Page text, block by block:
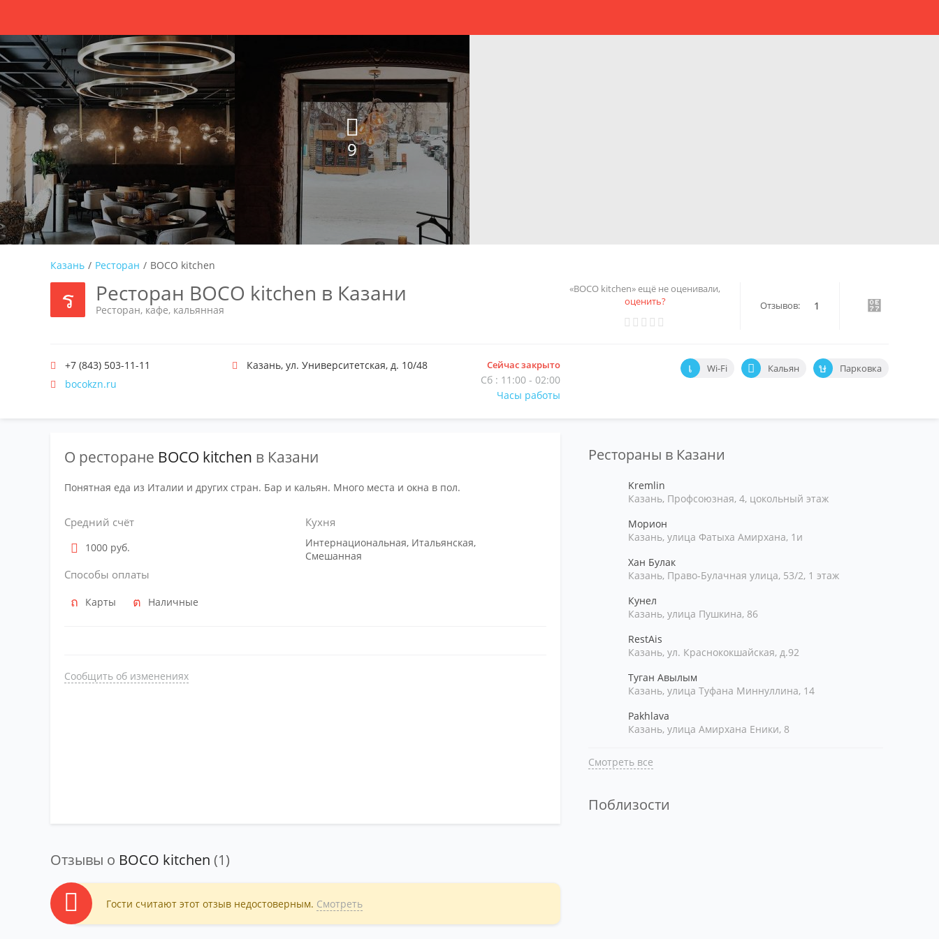
9
Казань / Ресторан / BOCO kitchen
Ресторан BOCO kitchen в Казани
Ресторан, кафе, кальянная
«BOCO kitchen» ещё не оценивали,
оценить?
Отзывов: 1
+7 (843) 503-11-11
bocokzn.ru
Казань, ул. Университетская, д. 10/48 Сейчас закрыто
Сб : 11:00 - 02:00
Часы работы
Wi-Fi Кальян Парковка
О ресторане BOCO kitchen в Казани
Понятная еда из Италии и других стран. Бар и кальян. Много места и окна в пол.
Средний счёт
1000 руб.
Способы оплаты
Карты Наличные
Кухня
Интернациональная, Итальянская,
Смешанная
Сообщить об изменениях
Рестораны в Казани
Kremlin
Казань, Профсоюзная, 4, цокольный этаж
Морион
Казань, улица Фатыха Амирхана, 1и
Хан Булак
Казань, Право-Булачная улица, 53/2, 1 этаж
Кунел
Казань, улица Пушкина, 86
RestAis
Казань, ул. Краснококшайская, д.92
Туган Авылым
Казань, улица Туфана Миннуллина, 14
Pakhlava
Казань, улица Амирхана Еники, 8
Смотреть все
Поблизости
Отзывы о BOCO kitchen (1)
Гости считают этот отзыв недостоверным. Смотреть